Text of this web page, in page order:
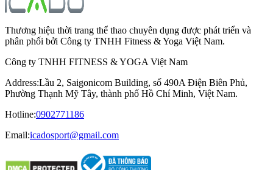
Thương hiệu thời trang thể thao chuyên dụng được phát triển và
phân phối bởi Công ty TNHH Fitness & Yoga Việt Nam.
Công ty TNHH FITNESS & YOGA Việt Nam
Address:Lầu 2, Saigonicom Building, số 490A Điện Biên Phủ,
Phường Thạnh Mỹ Tây, thành phố Hồ Chí Minh, Việt Nam.
Hotline:0902771186
Email:icadosport@gmail.com